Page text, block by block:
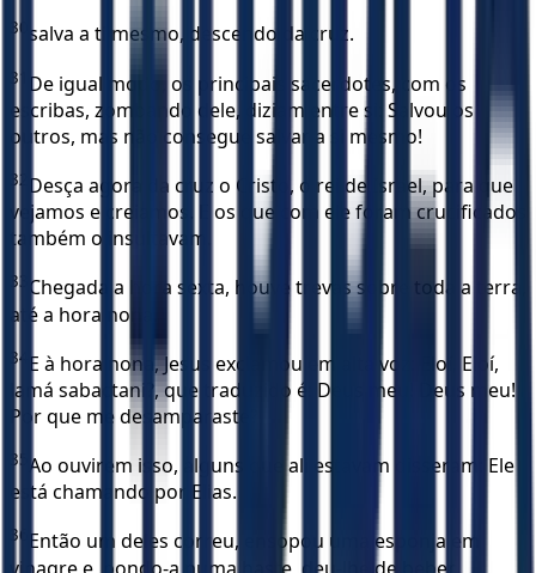
30 salva a ti mesmo, descendo da cruz.
31
De igual modo, os principais sacerdotes, com os
escribas, zombando dele, diziam entre si: Salvou os
outros, mas não consegue salvar a si mesmo!
32 Desça agora da cruz o Cristo, o rei de Israel, para que
vejamos e creiamos. E os que com ele foram crucificados
também o insultavam.
33 Chegada a hora sexta, houve trevas sobre toda a terra,
até a hora nona.
34 E à hora nona, Jesus exclamou em alta voz: Eloí, Eloí,
lamá sabactani?, que traduzido é: Deus meu! Deus meu!
Por que me desamparaste?
35 Ao ouvirem isso, alguns que ali estavam disseram: Ele
está chamando por Elias.
36 Então um deles correu, ensopou uma esponja em